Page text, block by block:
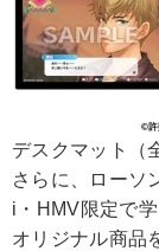
デスクマット（
さらに、ローソ
i・HMV限定で
オリジナル商品